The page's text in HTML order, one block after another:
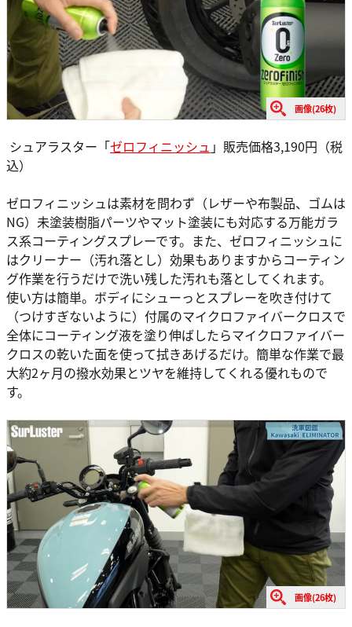
画像(26枚)
シュアラスター「ゼロフィニッシュ 」販売価格3,190円（税
込）
ゼロフィニッシュは素材を問わず（レザーや布製品、ゴムは
NG）未塗装樹脂パーツやマット塗装にも対応する万能ガラ
ス系コーティングスプレーです。また、ゼロフィニッシュに
はクリーナー（汚れ落とし）効果もありますからコーティン
グ作業を行うだけで洗い残した汚れも落としてくれます。
使い方は簡単。ボディにシューっとスプレーを吹き付けて
（つけすぎないように）付属のマイクロファイバークロスで
全体にコーティング液を塗り伸ばしたらマイクロファイバー
クロスの乾いた面を使って拭きあげるだけ。簡単な作業で最
大約2ヶ月の撥水効果とツヤを維持してくれる優れもので
す。
画像(26枚)